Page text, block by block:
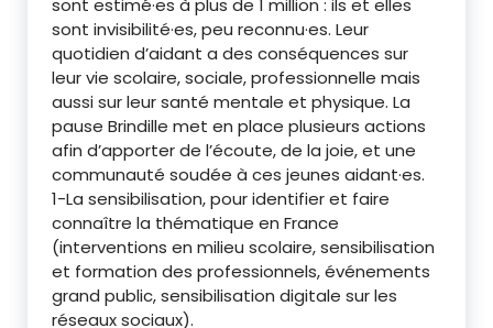
sont estimé·es à plus de 1 million : ils et elles
sont invisibilité·es, peu reconnu·es. Leur
quotidien d’aidant a des conséquences sur
leur vie scolaire, sociale, professionnelle mais
aussi sur leur santé mentale et physique. La
pause Brindille met en place plusieurs actions
afin d’apporter de l’écoute, de la joie, et une
communauté soudée à ces jeunes aidant·es.
1-La sensibilisation, pour identifier et faire
connaître la thématique en France
(interventions en milieu scolaire, sensibilisation
et formation des professionnels, événements
grand public, sensibilisation digitale sur les
réseaux sociaux).